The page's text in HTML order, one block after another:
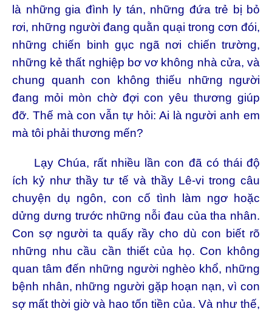
là những gia đình ly tán, những đứa trẻ bị bỏ
rơi, những người đang quằn quại trong cơn đói,
những chiến binh gục ngã nơi chiến trường,
những kẻ thất nghiệp bơ vơ không nhà cửa, và
chung quanh con không thiếu những người
đang mỏi mòn chờ đợi con yêu thương giúp
đỡ. Thế mà con vẫn tự hỏi: Ai là người anh em
mà tôi phải thương mến?
Lạy Chúa, rất nhiều lần con đã có thái độ
ích kỷ như thầy tư tế và thầy Lê-vi trong câu
chuyện dụ ngôn, con cố tình làm ngơ hoặc
dửng dưng trước những nỗi đau của tha nhân.
Con sợ người ta quấy rầy cho dù con biết rõ
những nhu cầu cần thiết của họ. Con không
quan tâm đến những người nghèo khổ, những
bệnh nhân, những người gặp hoạn nạn, vì con
sợ mất thời giờ và hao tốn tiền của. Và như thế,